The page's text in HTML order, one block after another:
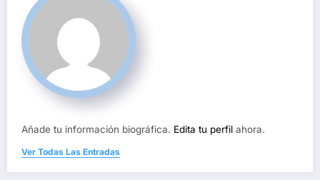
Añade tu información biográfica. Edita tu perfil ahora.
Ver Todas Las Entradas